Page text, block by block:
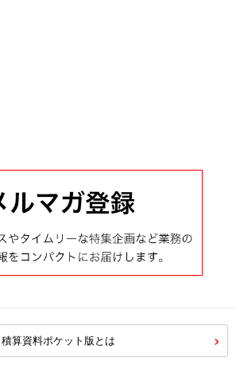
積算資料ポケット版とは